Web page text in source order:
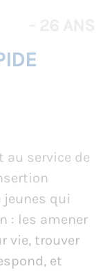
au service de
jeunes qui
: les amener
vie, trouver
et